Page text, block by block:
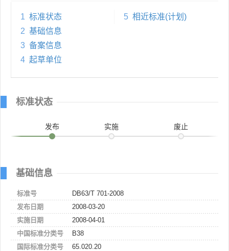
1 标准状态
2 基础信息
3 备案信息
4 起草单位
5 相近标准(计划)
标准状态
发布 实施 废止
基础信息
标准号
DB63/T 701-2008
发布日期
2008-03-20
实施日期
2008-04-01
中国标准分类号
B38
国际标准分类号
65.020.20